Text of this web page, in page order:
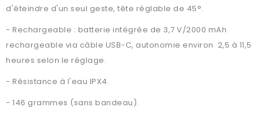
d'éteindre d'un seul geste, tête réglable de 45°.
- Rechargeable : batterie intégrée de 3,7 V/2000 mAh
rechargeable via câble USB-C, autonomie environ 2,5 à 11,5
heures selon le réglage.
- Résistance à l'eau IPX4.
- 146 grammes (sans bandeau).